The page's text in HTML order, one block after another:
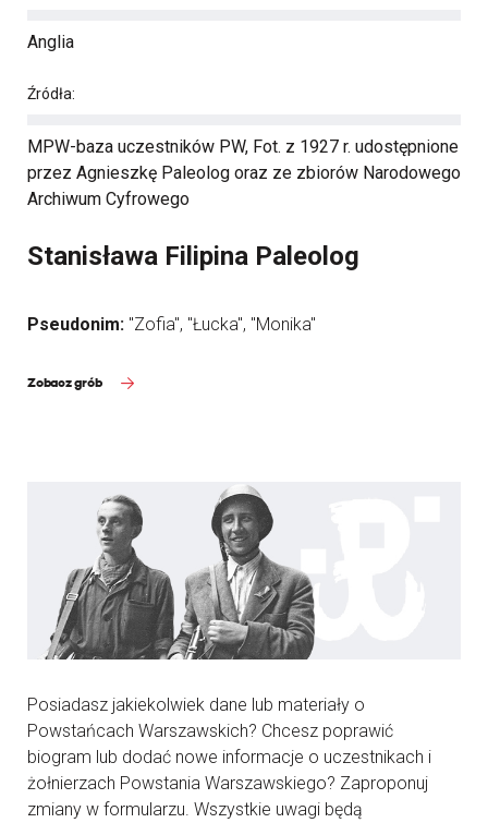
Anglia
Źródła:
MPW-baza uczestników PW, Fot. z 1927 r. udostępnione
przez Agnieszkę Paleolog oraz ze zbiorów Narodowego
Archiwum Cyfrowego
Stanisława Filipina Paleolog
Pseudonim: "Zofia", "Łucka", "Monika"
Zobacz grób
Posiadasz jakiekolwiek dane lub materiały o
Powstańcach Warszawskich? Chcesz poprawić
biogram lub dodać nowe informacje o uczestnikach i
żołnierzach Powstania Warszawskiego? Zaproponuj
zmiany w formularzu. Wszystkie uwagi będą